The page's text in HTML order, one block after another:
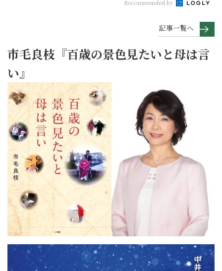
Recommended by
記事一覧へ
市毛良枝『百歳の景色見たいと母は言
い』